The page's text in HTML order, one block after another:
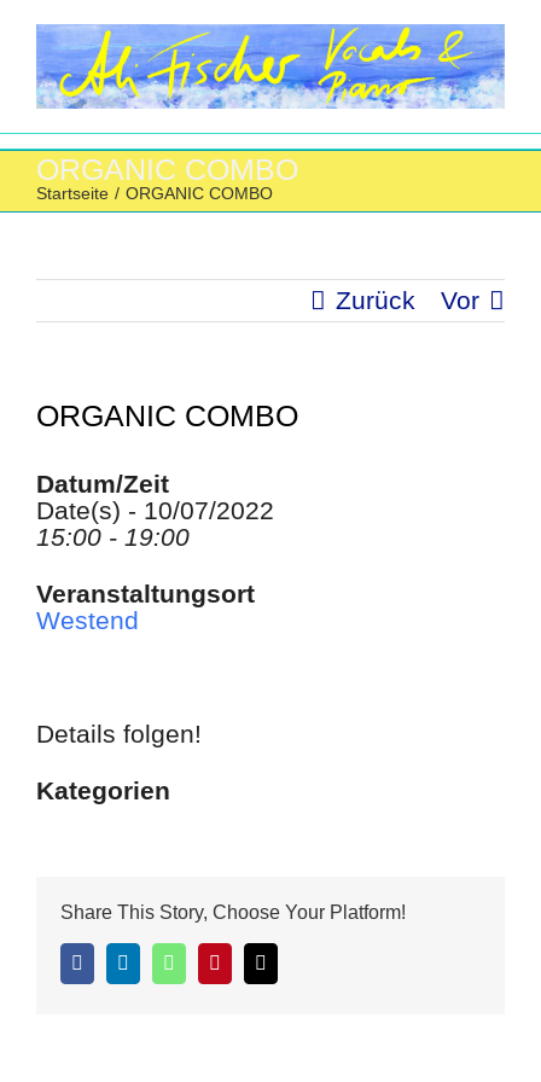
Inhalt
springen
ORGANIC COMBO
Startseite / ORGANIC COMBO
Zurück Vor
ORGANIC COMBO
Datum/Zeit
Date(s) - 10/07/2022
15:00 - 19:00
Veranstaltungsort
Westend
Details folgen!
Kategorien
Share This Story, Choose Your Platform!
FacebookLinkedInWhatsAppPinterest
Mail